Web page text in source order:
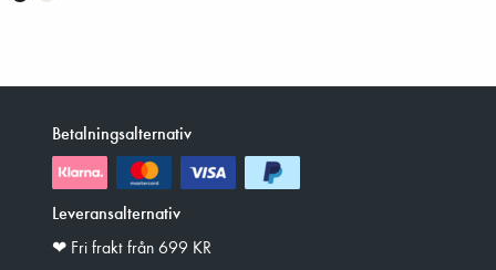
Betalningsalternativ
Leveransalternativ
❤︎ Fri frakt från 699 KR